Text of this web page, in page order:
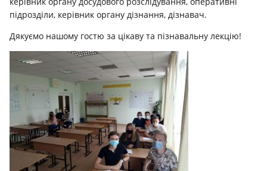
підрозділи, керівник органу дізнання, дізнавач.
Дякуємо нашому гостю за цікаву та пізнавальну лекцію!